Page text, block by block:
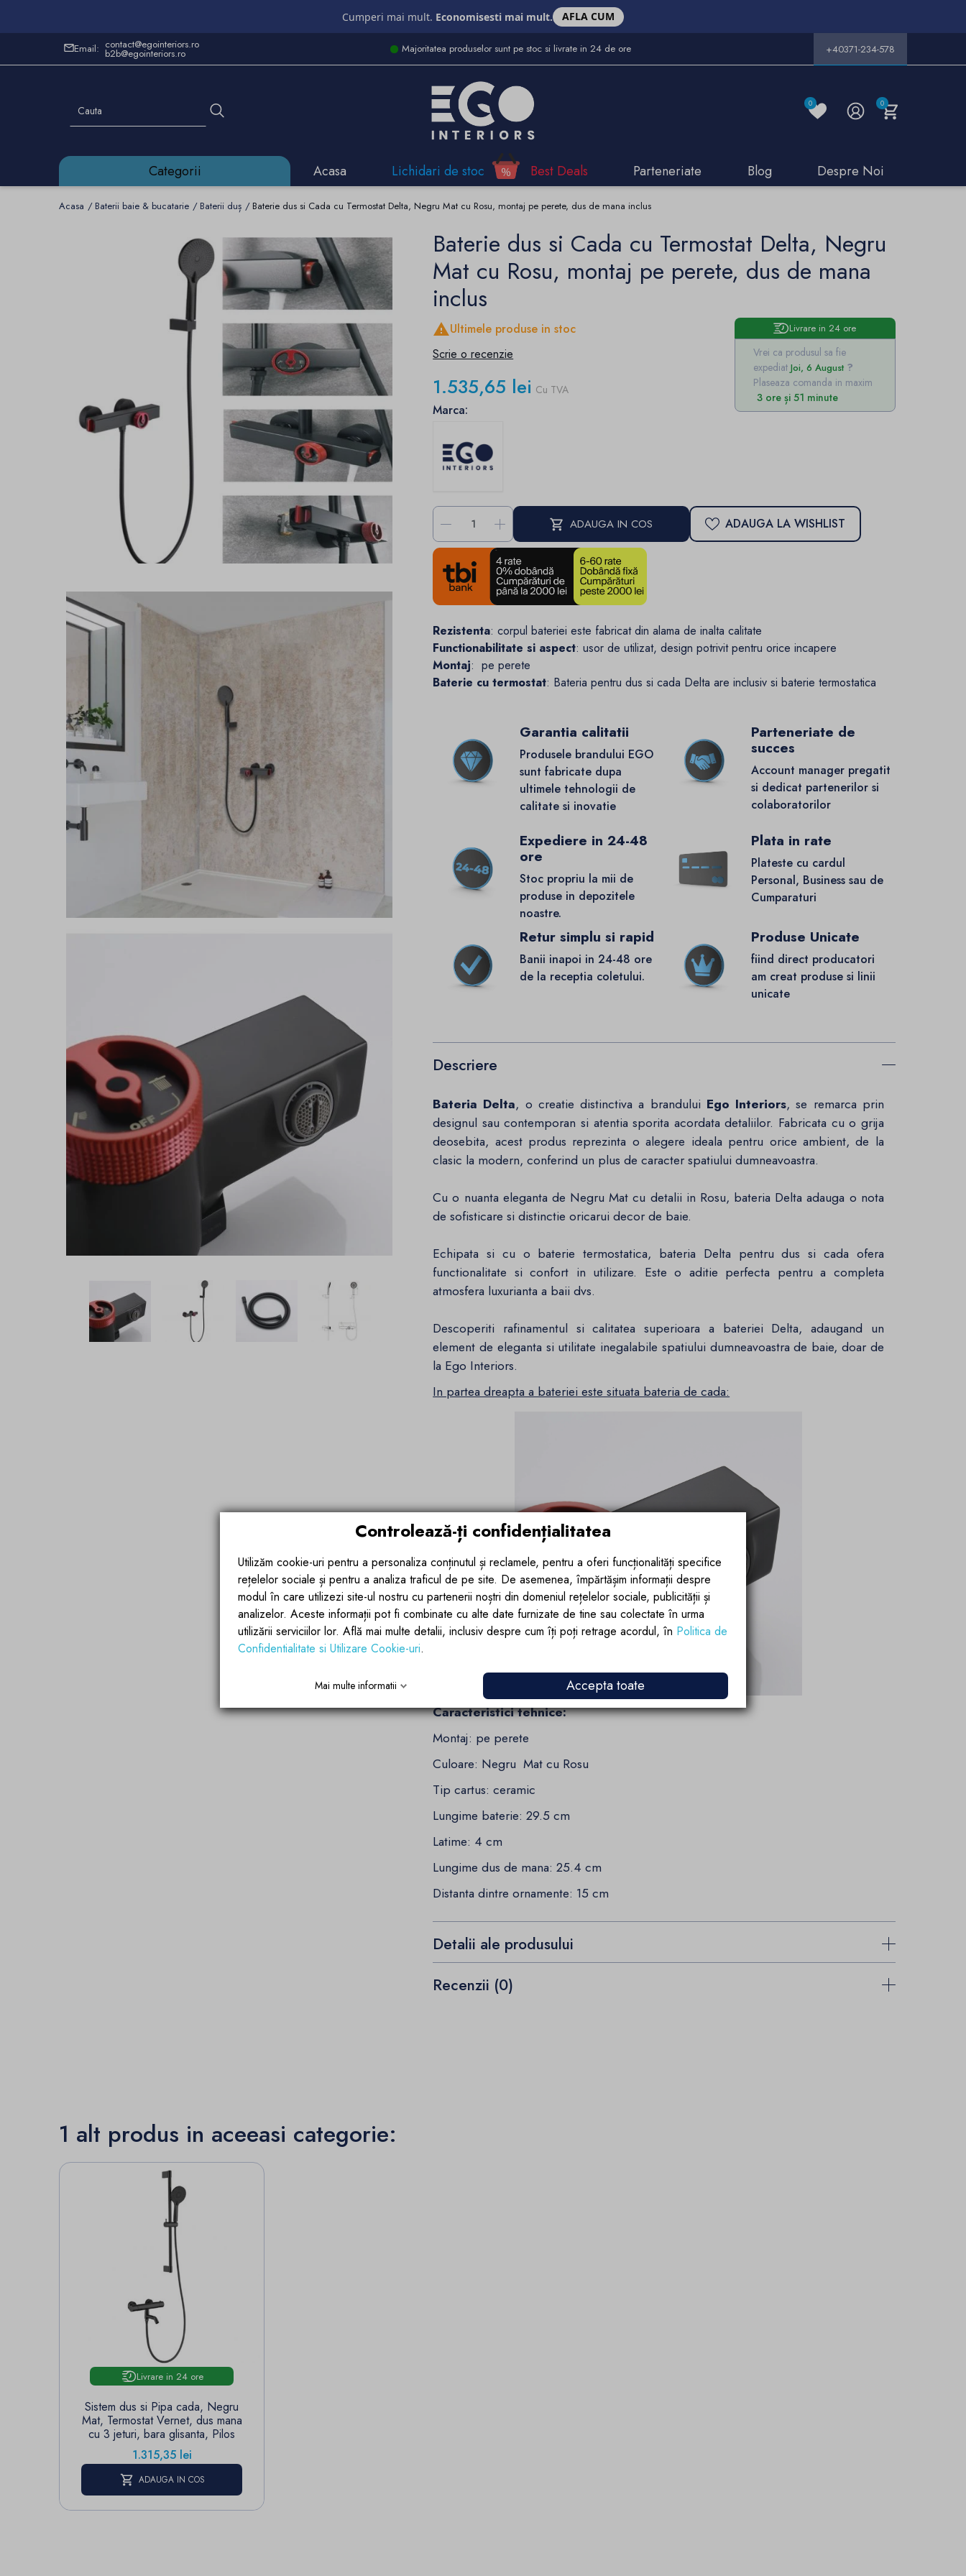
Cumperi mai mult. Economisesti mai mult. AFLA CUM
Email: contact@egointeriors.ro
b2b@egointeriors.ro Majoritatea produselor sunt pe stoc si livrate in 24 de ore +40371-234-578
0 0
Categorii Acasa Lichidari de stoc Best Deals Parteneriate Blog Despre Noi
Acasa Baterii baie & bucatarie Baterii duș Baterie dus si Cada cu Termostat Delta, Negru Mat cu Rosu, montaj pe perete, dus de mana inclus
Baterie dus si Cada cu Termostat Delta, Negru
Mat cu Rosu, montaj pe perete, dus de mana
inclus
Livrare in 24 ore
Vrei ca produsul sa fie
expediat Joi, 6 August
Plaseaza comanda in maxim
3 ore și 51 minute
Ultimele produse in stoc
Scrie o recenzie
1.535,65 lei Cu TVA
Marca:
- + ADAUGA IN COS ADAUGA LA WISHLIST
Rezistenta: corpul bateriei este fabricat din alama de inalta calitate
Functionabilitate si aspect: usor de utilizat, design potrivit pentru orice incapere
Montaj: pe perete
Baterie cu termostat: Bateria pentru dus si cada Delta are inclusiv si baterie termostatica
Garantia calitatii
Produsele brandului EGO
sunt fabricate dupa
ultimele tehnologii de
calitate si inovatie
Parteneriate de
succes
Account manager pregatit
si dedicat partenerilor si
colaboratorilor
Expediere in 24-48
ore
Stoc propriu la mii de
produse in depozitele
noastre.
Plata in rate
Plateste cu cardul
Personal, Business sau de
Cumparaturi
Retur simplu si rapid
Banii inapoi in 24-48 ore
de la receptia coletului.
Produse Unicate
fiind direct producatori
am creat produse si linii
unicate
Descriere
Bateria Delta, o creatie distinctiva a brandului Ego Interiors, se remarca prin
designul sau contemporan si atentia sporita acordata detaliilor. Fabricata cu o grija
deosebita, acest produs reprezinta o alegere ideala pentru orice ambient, de la
clasic la modern, conferind un plus de caracter spatiului dumneavoastra.
Cu o nuanta eleganta de Negru Mat cu detalii in Rosu, bateria Delta adauga o nota
de sofisticare si distinctie oricarui decor de baie.
Echipata si cu o baterie termostatica, bateria Delta pentru dus si cada ofera
functionalitate si confort in utilizare. Este o aditie perfecta pentru a completa
atmosfera luxurianta a baii dvs.
Descoperiti rafinamentul si calitatea superioara a bateriei Delta, adaugand un
element de eleganta si utilitate inegalabile spatiului dumneavoastra de baie, doar de
la Ego Interiors.
In partea dreapta a bateriei este situata bateria de cada:
Caracteristici tehnice:
Montaj: pe perete
Culoare: Negru Mat cu Rosu
Tip cartus: ceramic
Lungime baterie: 29.5 cm
Latime: 4 cm
Lungime dus de mana: 25.4 cm
Distanta dintre ornamente: 15 cm
Detalii ale produsului
Recenzii (0)
1 alt produs in aceeasi categorie:
Livrare in 24 ore
Sistem dus si Pipa cada, Negru
Mat, Termostat Vernet, dus mana
cu 3 jeturi, bara glisanta, Pilos
Pret
1.315,35 lei
ADAUGA IN COS
Controlează-ți confidențialitatea
Utilizăm cookie-uri pentru a personaliza conținutul și reclamele, pentru a oferi funcționalități specifice
rețelelor sociale și pentru a analiza traficul de pe site. De asemenea, împărtășim informații despre
modul în care utilizezi site-ul nostru cu partenerii noștri din domeniul rețelelor sociale, publicității și
analizelor. Aceste informații pot fi combinate cu alte date furnizate de tine sau colectate în urma
utilizării serviciilor lor. Află mai multe detalii, inclusiv despre cum îți poți retrage acordul, în Politica de
Confidentialitate si Utilizare Cookie-uri.
Mai multe informatii Accepta toate